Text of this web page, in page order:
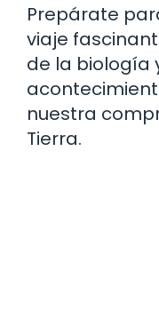
Prepárate
viaje
de la biología
nuestra
Tierra.